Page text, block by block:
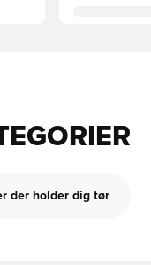
der holder dig tør